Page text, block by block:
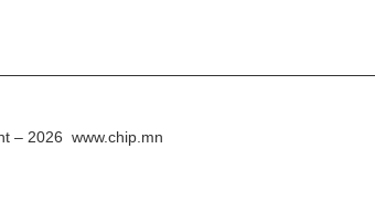
– 2026 www.chip.mn